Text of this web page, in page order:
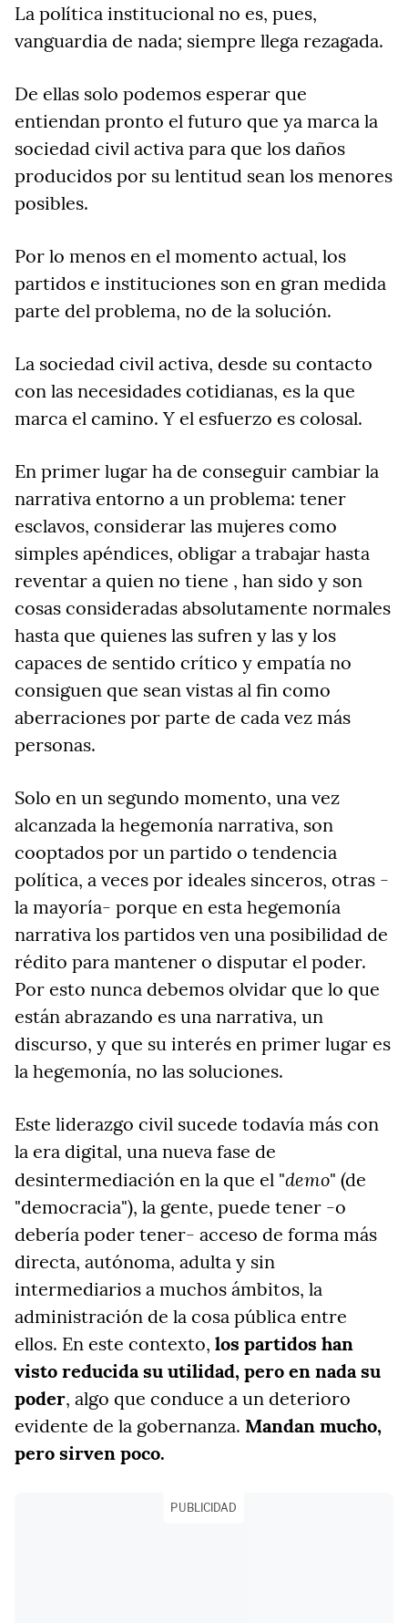
La política institucional no es, pues,
vanguardia de nada; siempre llega rezagada.
De ellas solo podemos esperar que
entiendan pronto el futuro que ya marca la
sociedad civil activa para que los daños
producidos por su lentitud sean los menores
posibles.
Por lo menos en el momento actual, los
partidos e instituciones son en gran medida
parte del problema, no de la solución.
La sociedad civil activa, desde su contacto
con las necesidades cotidianas, es la que
marca el camino. Y el esfuerzo es colosal.
En primer lugar ha de conseguir cambiar la
narrativa entorno a un problema: tener
esclavos, considerar las mujeres como
simples apéndices, obligar a trabajar hasta
reventar a quien no tiene , han sido y son
cosas consideradas absolutamente normales
hasta que quienes las sufren y las y los
capaces de sentido crítico y empatía no
consiguen que sean vistas al fin como
aberraciones por parte de cada vez más
personas.
Solo en un segundo momento, una vez
alcanzada la hegemonía narrativa, son
cooptados por un partido o tendencia
política, a veces por ideales sinceros, otras -
la mayoría- porque en esta hegemonía
narrativa los partidos ven una posibilidad de
rédito para mantener o disputar el poder.
Por esto nunca debemos olvidar que lo que
están abrazando es una narrativa, un
discurso, y que su interés en primer lugar es
la hegemonía, no las soluciones.
Este liderazgo civil sucede todavía más con
la era digital, una nueva fase de
desintermediación en la que el "demo" (de
"democracia"), la gente, puede tener -o
debería poder tener- acceso de forma más
directa, autónoma, adulta y sin
intermediarios a muchos ámbitos, la
administración de la cosa pública entre
ellos. En este contexto, los partidos han
visto reducida su utilidad, pero en nada su
poder, algo que conduce a un deterioro
evidente de la gobernanza. Mandan mucho,
pero sirven poco.
PUBLICIDAD